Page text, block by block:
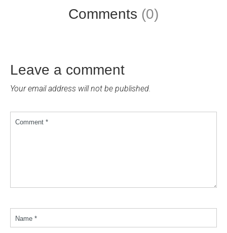
Comments (0)
Leave a comment
Your email address will not be published.
Comment *
Name *